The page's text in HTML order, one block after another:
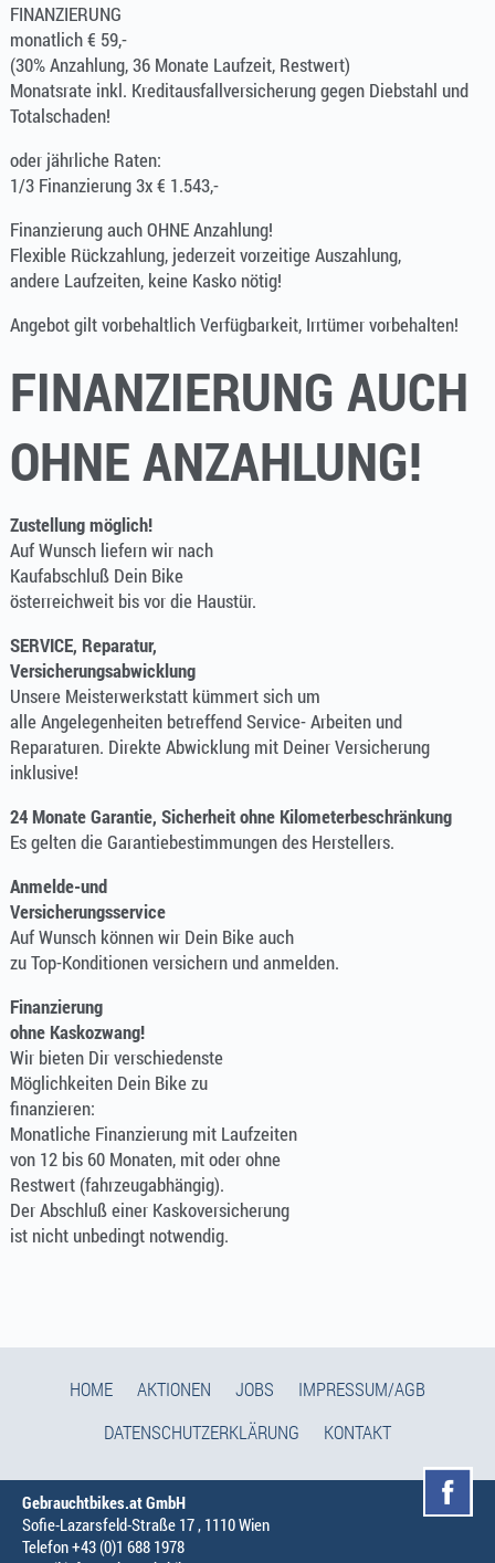
FINANZIERUNG
monatlich € 59,-
(30% Anzahlung, 36 Monate Laufzeit, Restwert)
Monatsrate inkl. Kreditausfallversicherung gegen Diebstahl und
Totalschaden!
oder jährliche Raten:
1/3 Finanzierung 3x € 1.543,-
Finanzierung auch OHNE Anzahlung!
Flexible Rückzahlung, jederzeit vorzeitige Auszahlung,
andere Laufzeiten, keine Kasko nötig!
Angebot gilt vorbehaltlich Verfügbarkeit, Irrtümer vorbehalten!
FINANZIERUNG AUCH
OHNE ANZAHLUNG!
Zustellung möglich!
Auf Wunsch liefern wir nach
Kaufabschluß Dein Bike
österreichweit bis vor die Haustür.
SERVICE, Reparatur,
Versicherungsabwicklung
Unsere Meisterwerkstatt kümmert sich um
alle Angelegenheiten betreffend Service- Arbeiten und
Reparaturen. Direkte Abwicklung mit Deiner Versicherung
inklusive!
24 Monate Garantie, Sicherheit ohne Kilometerbeschränkung
Es gelten die Garantiebestimmungen des Herstellers.
Anmelde-und
Versicherungsservice
Auf Wunsch können wir Dein Bike auch
zu Top-Konditionen versichern und anmelden.
Finanzierung
ohne Kaskozwang!
Wir bieten Dir verschiedenste
Möglichkeiten Dein Bike zu
finanzieren:
Monatliche Finanzierung mit Laufzeiten
von 12 bis 60 Monaten, mit oder ohne
Restwert (fahrzeugabhängig).
Der Abschluß einer Kaskoversicherung
ist nicht unbedingt notwendig.
HOME AKTIONEN JOBS
IMPRESSUM/AGB
DATENSCHUTZERKLÄRUNG
KONTAKT
Gebrauchtbikes.at GmbH
Sofie-Lazarsfeld-Straße 17 , 1110 Wien
Telefon +43 (0)1 688 1978